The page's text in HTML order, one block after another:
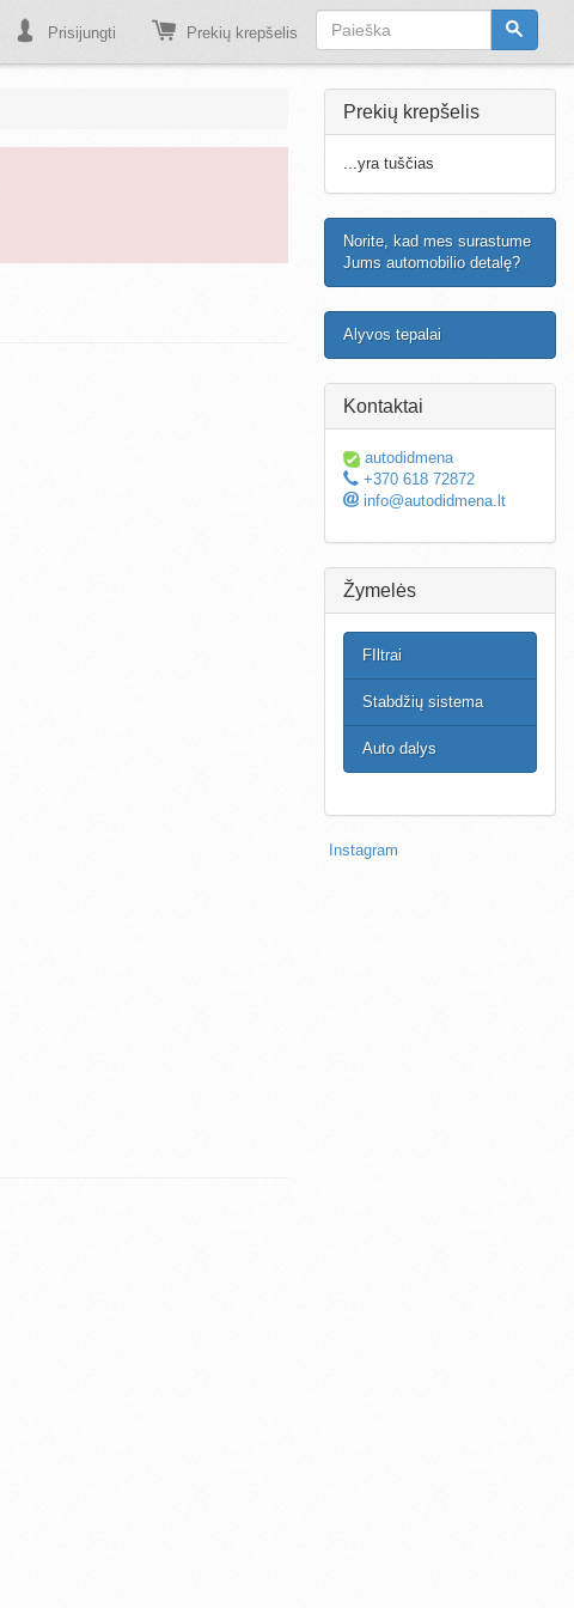
Prisijungti Prekių krepšelis
Prekių krepšelis
...yra tuščias
Norite, kad mes surastume
Jums automobilio detalę?
Alyvos tepalai
Kontaktai
autodidmena
+370 618 72872
info@autodidmena.lt
Žymelės
FIltrai
Stabdžių sistema
Auto dalys
Instagram